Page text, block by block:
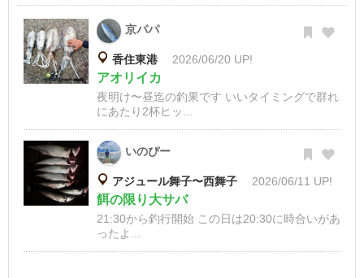
京パパ
香住東港 2026/06/20 UP!
アオリイカ
夜明け〜昼迄の釣果です いいタイミングで群れ
にあたり2杯ヒッ...
いのぴー
アジュール舞子〜西舞子 2026/06/11 UP!
餌の限り大サバ
21:30から釣行開始 この日は20:30に時合いがあ
ったよ...